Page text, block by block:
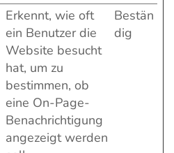
Erkennt, wie oft
ein Benutzer die
Website besucht
hat, um zu
bestimmen, ob
eine On-Page-
Benachrichtigung
angezeigt werden
Bestän
dig